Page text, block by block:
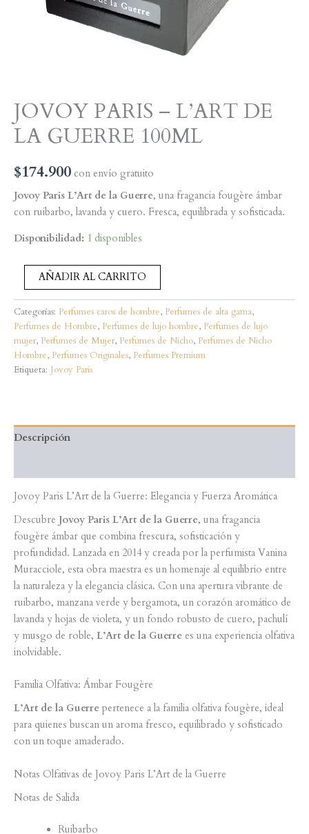
JOVOY PARIS – L’ART DE
LA GUERRE 100ML
$174.900 con envío gratuito
Jovoy Paris L’Art de la Guerre, una fragancia fougère ámbar
con ruibarbo, lavanda y cuero. Fresca, equilibrada y sofisticada.
Disponibilidad: 1 disponibles
JOVOY
PARIS
-
L’ART
DE
LA
GUERRE
100ML
AÑADIR AL CARRITO
Categorías: Perfumes caros de hombre, Perfumes de alta gama,
Perfumes de Hombre, Perfumes de lujo hombre, Perfumes de lujo
mujer, Perfumes de Mujer, Perfumes de Nicho, Perfumes de Nicho
Hombre, Perfumes Originales, Perfumes Premium
Etiqueta: Jovoy Paris
Descripción
Jovoy Paris L’Art de la Guerre: Elegancia y Fuerza Aromática
Descubre Jovoy Paris L’Art de la Guerre, una fragancia
fougère ámbar que combina frescura, sofisticación y
profundidad. Lanzada en 2014 y creada por la perfumista Vanina
Muracciole, esta obra maestra es un homenaje al equilibrio entre
la naturaleza y la elegancia clásica. Con una apertura vibrante de
ruibarbo, manzana verde y bergamota, un corazón aromático de
lavanda y hojas de violeta, y un fondo robusto de cuero, pachulí
y musgo de roble, L’Art de la Guerre es una experiencia olfativa
inolvidable.
Familia Olfativa: Ámbar Fougère
L’Art de la Guerre pertenece a la familia olfativa fougère, ideal
para quienes buscan un aroma fresco, equilibrado y sofisticado
con un toque amaderado.
Notas Olfativas de Jovoy Paris L’Art de la Guerre
Notas de Salida
Ruibarbo